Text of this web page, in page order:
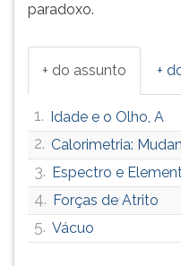
paradoxo.
+ do assunto +
1. Idade e o Olho, A
2. Calorimetria:
3. Espectro e
4. Forças de Atrito
5. Vácuo